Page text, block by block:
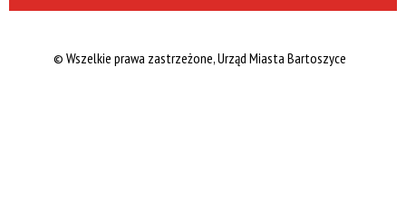
© Wszelkie prawa zastrzeżone, Urząd Miasta Bartoszyce